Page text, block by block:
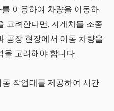
이용하여 차량을 이동하
고려한다면, 지게차를 조종
공장 현장에서 이동 차량을
을 고려해야 합니다.
작업대를 제공하여 시간